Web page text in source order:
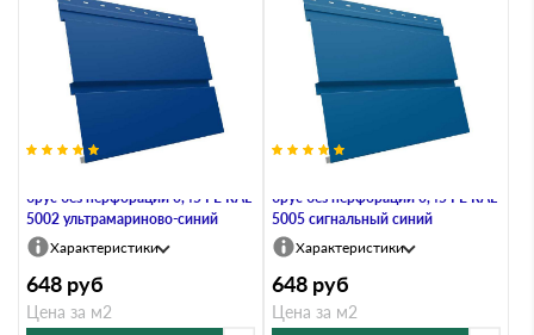
брус без перфорации 0,45 PE RAL
5002 ультрамариново-синий
Характеристики
648 руб
Цена за м2
брус без перфорации 0,45 PE RAL
5005 сигнальный синий
Характеристики
648 руб
Цена за м2